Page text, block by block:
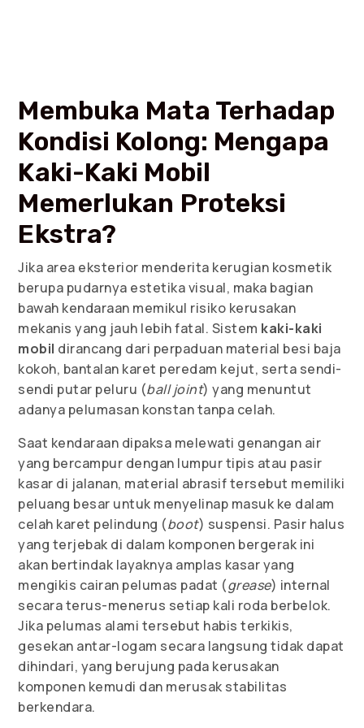
Membuka Mata Terhadap
Kondisi Kolong: Mengapa
Kaki-Kaki Mobil
Memerlukan Proteksi
Ekstra?
Jika area eksterior menderita kerugian kosmetik
berupa pudarnya estetika visual, maka bagian
bawah kendaraan memikul risiko kerusakan
mekanis yang jauh lebih fatal. Sistem kaki-kaki
mobil dirancang dari perpaduan material besi baja
kokoh, bantalan karet peredam kejut, serta sendi-
sendi putar peluru (ball joint) yang menuntut
adanya pelumasan konstan tanpa celah.
Saat kendaraan dipaksa melewati genangan air
yang bercampur dengan lumpur tipis atau pasir
kasar di jalanan, material abrasif tersebut memiliki
peluang besar untuk menyelinap masuk ke dalam
celah karet pelindung (boot) suspensi. Pasir halus
yang terjebak di dalam komponen bergerak ini
akan bertindak layaknya amplas kasar yang
mengikis cairan pelumas padat (grease) internal
secara terus-menerus setiap kali roda berbelok.
Jika pelumas alami tersebut habis terkikis,
gesekan antar-logam secara langsung tidak dapat
dihindari, yang berujung pada kerusakan
komponen kemudi dan merusak stabilitas
berkendara.